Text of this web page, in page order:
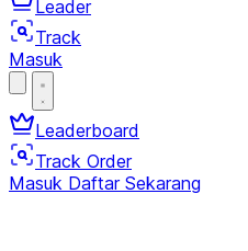
Leader
Track
Masuk
Leaderboard
Track Order
Masuk Daftar Sekarang